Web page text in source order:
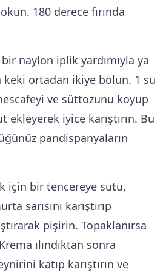
180 derece fırında
naylon iplik yardımıyla ya
keki ortadan ikiye bölün. 1 su
ve süttozunu koyup
ekleyerek iyice karıştırın. Bu
pandispanyaların
için bir tencereye sütü,
sarısını karıştırıp
pişirin. Topaklanırsa
ılındıktan sonra
katıp karıştırın ve